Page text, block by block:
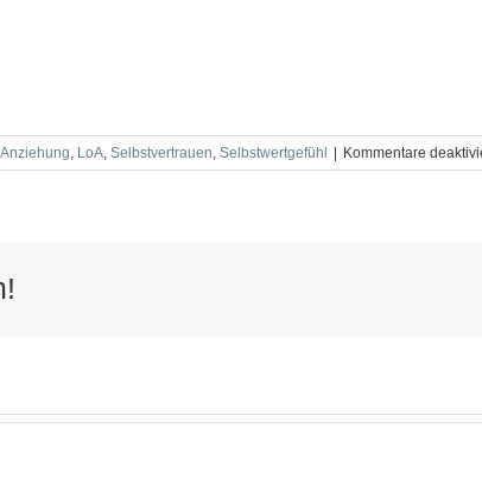
, LoA, Selbstvertrauen, Selbstwertgefühl Kommentare